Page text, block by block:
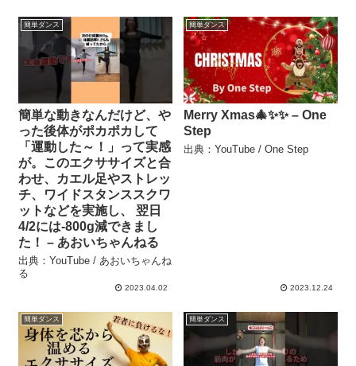
簡単ダンス
簡単な動きなんだけど、や
った後体がポカポカして
「運動した～！」って実感
が。このエクササイズと合
わせ、カエル足やストレッ
チ、ワイドスタンススクワ
ットなどを実施し、 翌日
4/2には-800g減できまし
た！ – あおいちゃんねる
出典：YouTube / あおいちゃんね
る
2023.04.02
簡単ダンス
Merry Xmas🎄✨✨ – One
Step
出典：YouTube / One Step
2023.12.24
簡単ダンス 簡単ダンス